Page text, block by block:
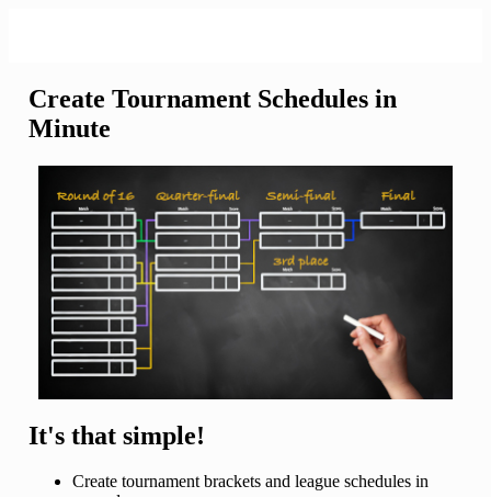
Create Tournament Schedules in
Minute
It's that simple!
Create tournament brackets and league schedules in